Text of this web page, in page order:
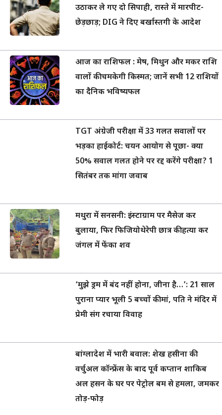
उठाकर ले गए दो सिपाही, रास्ते में मारपीट-
छेड़छाड़; DIG ने दिए बर्खास्तगी के आदेश
आज का राशिफल : मेष, मिथुन और मकर राशि
वालों की चमकेगी किस्मत; जानें सभी 12 राशियों
का दैनिक भविष्यफल
TGT अंग्रेजी परीक्षा में 33 गलत सवालों पर
भड़का हाईकोर्ट: चयन आयोग से पूछा- क्या
50% सवाल गलत होने पर रद्द करेंगे परीक्षा? 1
सितंबर तक मांगा जवाब
मथुरा में सनसनी: इंस्टाग्राम पर मैसेज कर
बुलाया, फिर फिजियोथेरेपी छात्र की हत्या कर
जंगल में फेंका शव
‘मुझे ड्रम में बंद नहीं होना, जीना है…’: 21 साल
पुराना प्यार भूली 5 बच्चों की मां, पति ने मंदिर में
प्रेमी संग रचाया विवाह
बांग्लादेश में भारी बवाल: शेख हसीना की
वर्चुअल कॉन्फ्रेंस के बाद पूर्व कप्तान शाकिब
अल हसन के घर पर पेट्रोल बम से हमला, जमकर
तोड़-फोड़